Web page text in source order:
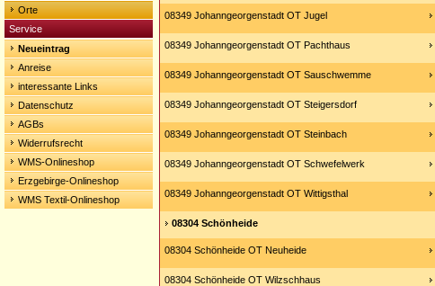
Orte
Service
Neueintrag
Anreise
interessante Links
Datenschutz
AGBs
Widerrufsrecht
WMS-Onlineshop
Erzgebirge-Onlineshop
WMS Textil-Onlineshop
08349 Johanngeorgenstadt OT Jugel
08349 Johanngeorgenstadt OT Pachthaus
08349 Johanngeorgenstadt OT Sauschwemme
08349 Johanngeorgenstadt OT Steigersdorf
08349 Johanngeorgenstadt OT Steinbach
08349 Johanngeorgenstadt OT Schwefelwerk
08349 Johanngeorgenstadt OT Wittigsthal
08304 Schönheide
08304 Schönheide OT Neuheide
08304 Schönheide OT Wilzschhaus